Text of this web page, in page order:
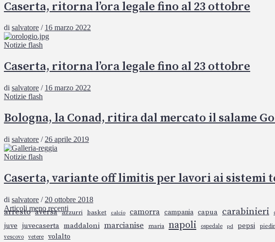
Caserta, ritorna l’ora legale fino al 23 ottobre
di salvatore / 16 marzo 2022
Notizie flash
Caserta, ritorna l’ora legale fino al 23 ottobre
di salvatore / 16 marzo 2022
Notizie flash
Bologna, la Conad, ritira dal mercato il salame
di salvatore / 26 aprile 2019
Notizie flash
Caserta, variante off limitis per lavori ai sistemi
di salvatore / 20 ottobre 2018
Navigazione
articoli
Articoli meno recenti
arresto aversa azzurri basket calcio camorra campania capua carabinieri
juve juvecaserta maddaloni marcianise maria napoli ospedale pd pepsi
vescovo
vetere volalto